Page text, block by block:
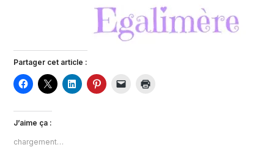
Partager cet article :
J’aime ça :
chargement…